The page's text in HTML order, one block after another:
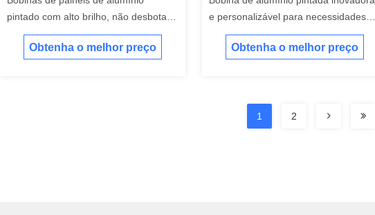
pintado com alto brilho, não desbotam
facilmente, espessura 0,25-1,2mm
Obtenha o melhor preço
e personalizável para necessidades
industriais
Obtenha o melhor preço
1 2